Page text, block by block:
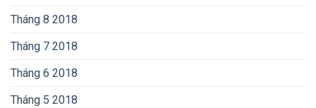
Tháng 8 2018
Tháng 7 2018
Tháng 6 2018
Tháng 5 2018